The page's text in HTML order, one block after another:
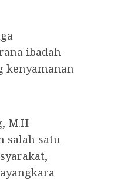
ibadah
kenyamanan
M.H
salah satu